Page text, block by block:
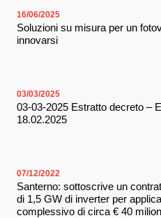
16/06/2025
Soluzioni su misura per un
innovarsi
03/03/2025
03-03-2025 Estratto decreto –
18.02.2025
07/12/2022
Santerno: sottoscrive un
di 1,5 GW di inverter per
complessivo di circa € 40